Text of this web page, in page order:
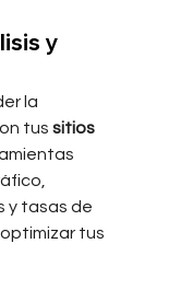
y
la
tus sitios
y tasas de
tus